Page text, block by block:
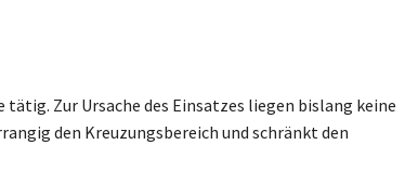
Zur Ursache des Einsatzes liegen bislang keine
den Kreuzungsbereich und schränkt den